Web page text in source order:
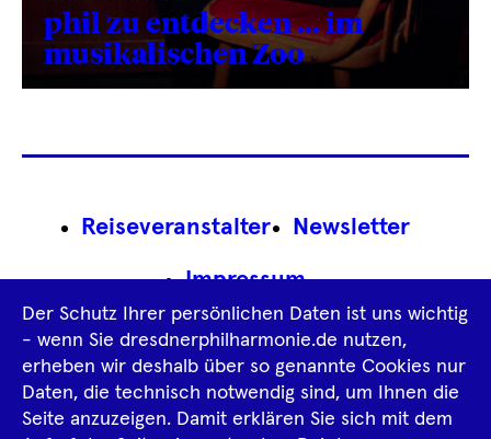
phil zu entdecken … im
musikalischen Zoo
Footer
Reiseveranstalter Newsletter
Impressum
Datenschutz­information AGB
Intern
Der Schutz Ihrer persönlichen Daten ist uns wichtig
- wenn Sie dresdnerphilharmonie.de nutzen,
erheben wir deshalb über so genannte Cookies nur
Daten, die technisch notwendig sind, um Ihnen die
Seite anzuzeigen. Damit erklären Sie sich mit dem